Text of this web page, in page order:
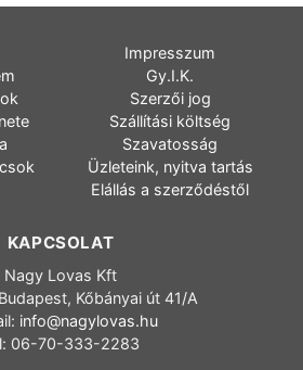
Impresszum
Gy.I.K.
Szerzői jog
Szállítási költség
Szavatosság
Üzleteink, nyitva tartás
Elállás a szerződéstől
KAPCSOLAT
Nagy Lovas Kft
Kőbányai út 41/A
info@nagylovas.hu
06-70-333-2283